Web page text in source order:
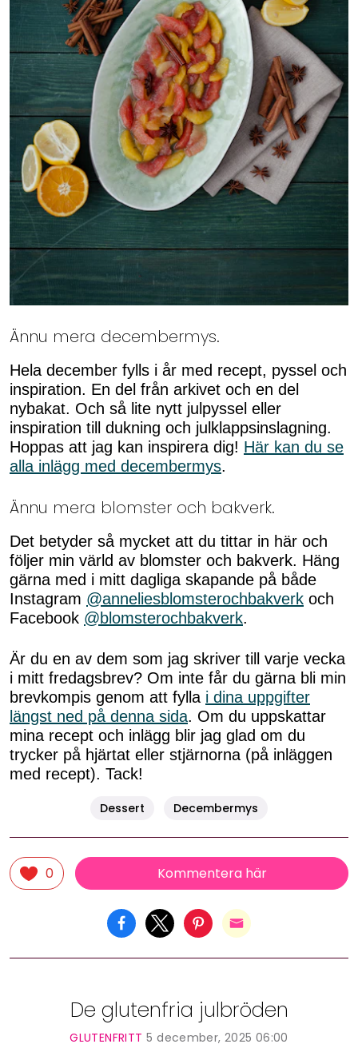
Ännu mera decembermys.
Hela december fylls i år med recept, pyssel och
inspiration. En del från arkivet och en del
nybakat. Och så lite nytt julpyssel eller
inspiration till dukning och julklappsinslagning.
Hoppas att jag kan inspirera dig! Här kan du se
alla inlägg med decembermys.
Ännu mera blomster och bakverk.
Det betyder så mycket att du tittar in här och
följer min värld av blomster och bakverk. Häng
gärna med i mitt dagliga skapande på både
Instagram @anneliesblomsterochbakverk och
Facebook @blomsterochbakverk.
Är du en av dem som jag skriver till varje vecka
i mitt fredagsbrev? Om inte får du gärna bli min
brevkompis genom att fylla i dina uppgifter
längst ned på denna sida. Om du uppskattar
mina recept och inlägg blir jag glad om du
trycker på hjärtat eller stjärnorna (på inläggen
med recept). Tack!
Dessert Decembermys
0 Kommentera här
De glutenfria julbröden
GLUTENFRITT 5 december, 2025 06:00